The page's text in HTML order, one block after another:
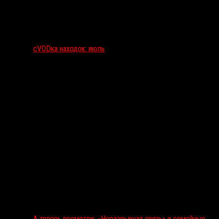
сVODка находок: июль